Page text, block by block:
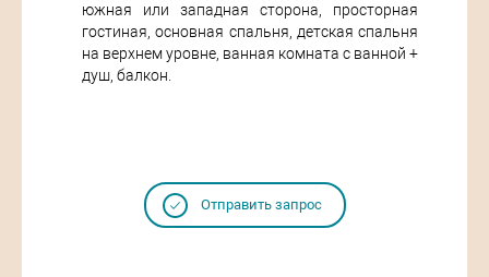
южная или западная сторона, просторная
гостиная, основная спальня, детская спальня
на верхнем уровне, ванная комната с ванной +
душ, балкон.
Отправить запрос